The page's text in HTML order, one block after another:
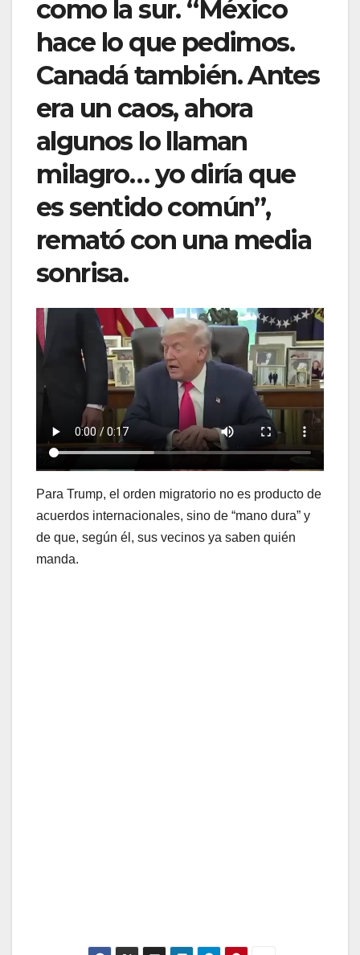
como la sur. “México
hace lo que pedimos.
Canadá también. Antes
era un caos, ahora
algunos lo llaman
milagro… yo diría que
es sentido común”,
remató con una media
sonrisa.
Para Trump, el orden migratorio no es producto de
acuerdos internacionales, sino de “mano dura” y
de que, según él, sus vecinos ya saben quién
manda.